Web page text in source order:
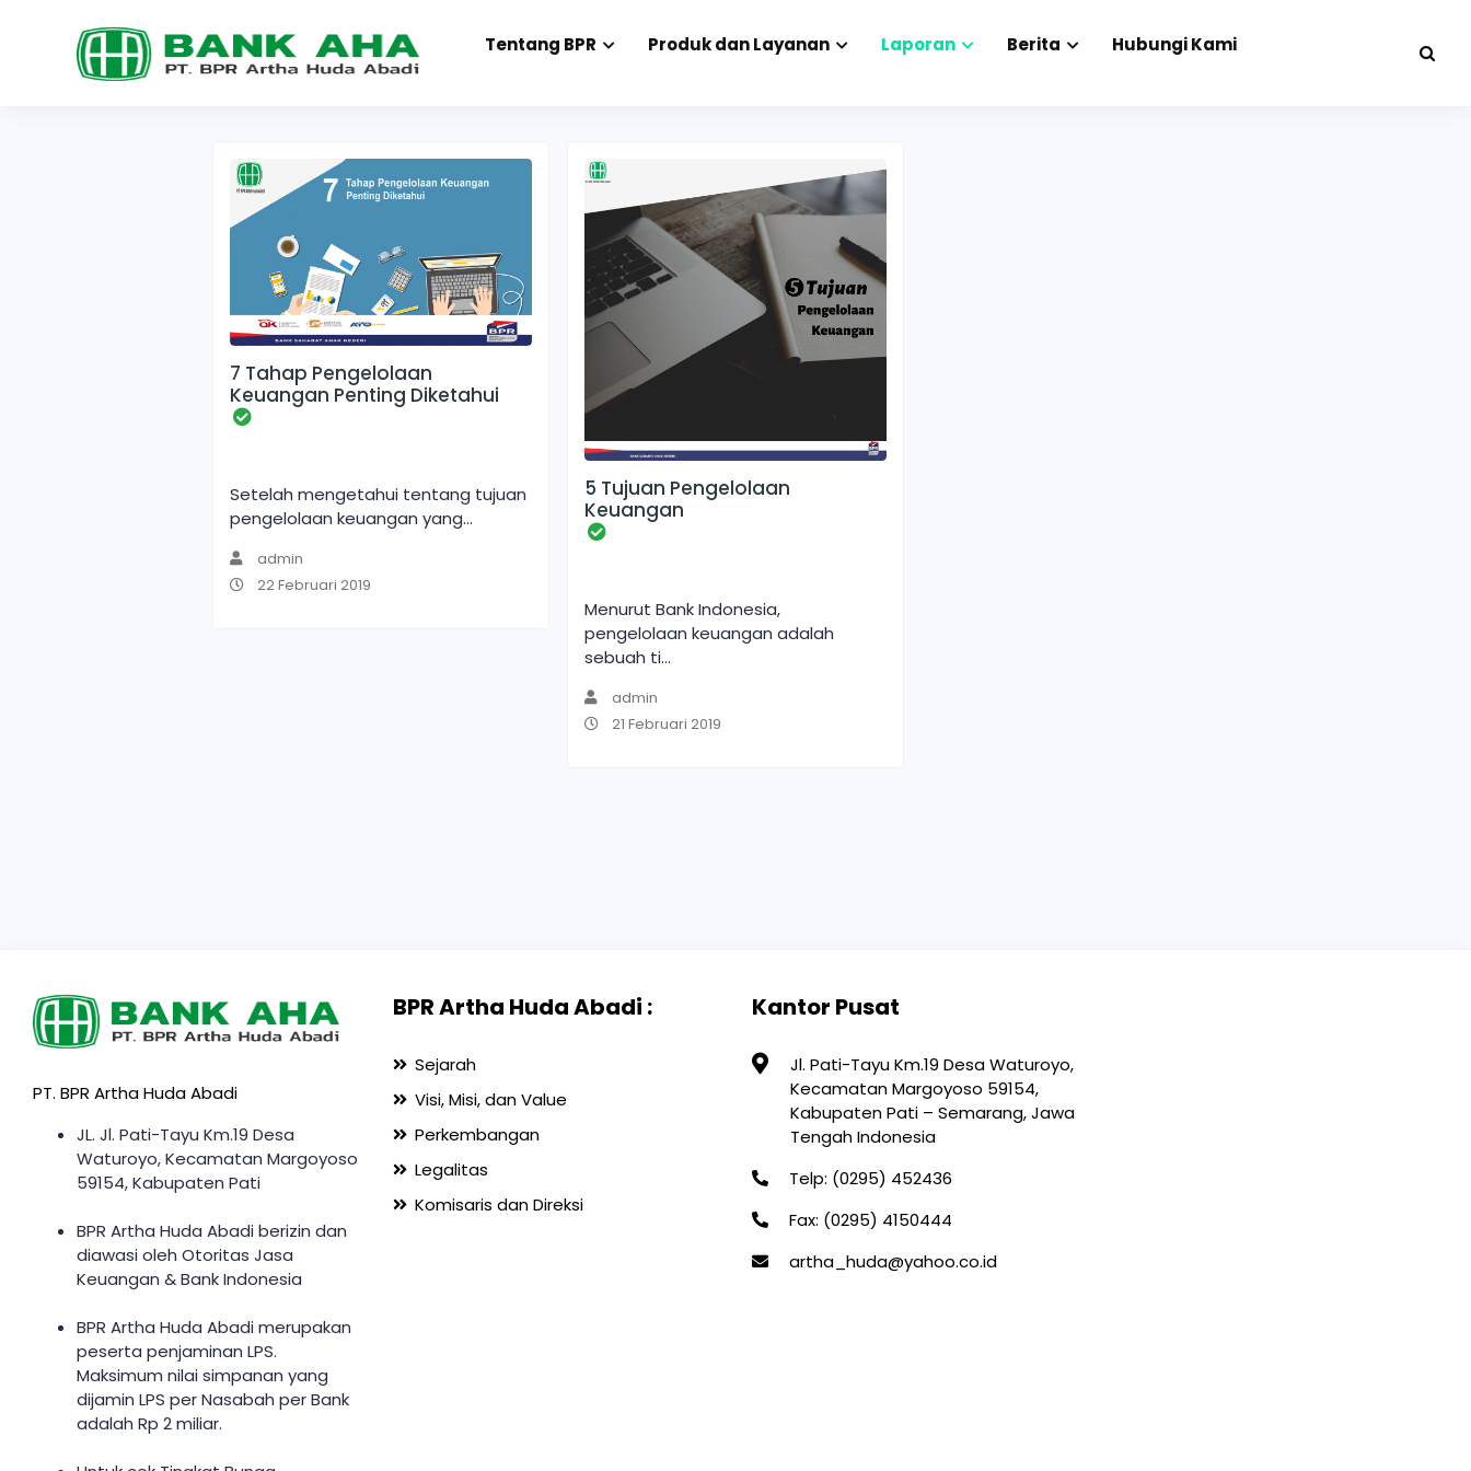
Tentang BPR Produk dan Layanan Laporan Berita Hubungi Kami
Home
Blog
7 Tahap Pengelolaan
Keuangan Penting Diketahui
Setelah mengetahui tentang tujuan
pengelolaan keuangan yang...
admin
22 Februari 2019
5 Tujuan Pengelolaan
Keuangan
Menurut Bank Indonesia,
pengelolaan keuangan adalah
sebuah ti...
admin
21 Februari 2019
PT. BPR Artha Huda Abadi
JL. Jl. Pati-Tayu Km.19 Desa
Waturoyo, Kecamatan Margoyoso
59154, Kabupaten Pati
BPR Artha Huda Abadi berizin dan
diawasi oleh Otoritas Jasa
Keuangan & Bank Indonesia
BPR Artha Huda Abadi merupakan
peserta penjaminan LPS.
Maksimum nilai simpanan yang
dijamin LPS per Nasabah per Bank
adalah Rp 2 miliar.
BPR Artha Huda Abadi :
Sejarah
Visi, Misi, dan Value
Perkembangan
Legalitas
Komisaris dan Direksi
Kantor Pusat
Jl. Pati-Tayu Km.19 Desa Waturoyo,
Kecamatan Margoyoso 59154,
Kabupaten Pati – Semarang, Jawa
Tengah Indonesia
Telp: (0295) 452436
Fax: (0295) 4150444
artha_huda@yahoo.co.id